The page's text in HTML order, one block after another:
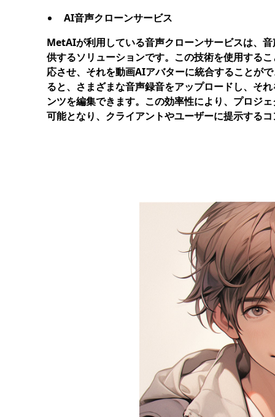
AI音声クローンサービス
MetAIが利用している音声クローンサービスは、
供するソリューションです。この技術を使用する
応させ、それを動画AIアバターに統合することが
ると、さまざまな音声録音をアップロードし、そ
ンツを編集できます。この効率性により、プロジ
可能となり、クライアントやユーザーに提示する